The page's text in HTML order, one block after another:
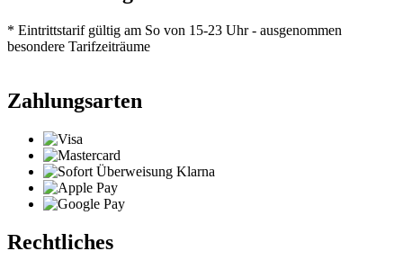
* Eintrittstarif gültig am So von 15-23 Uhr - ausgenommen
besondere Tarifzeiträume
Zahlungsarten
Rechtliches